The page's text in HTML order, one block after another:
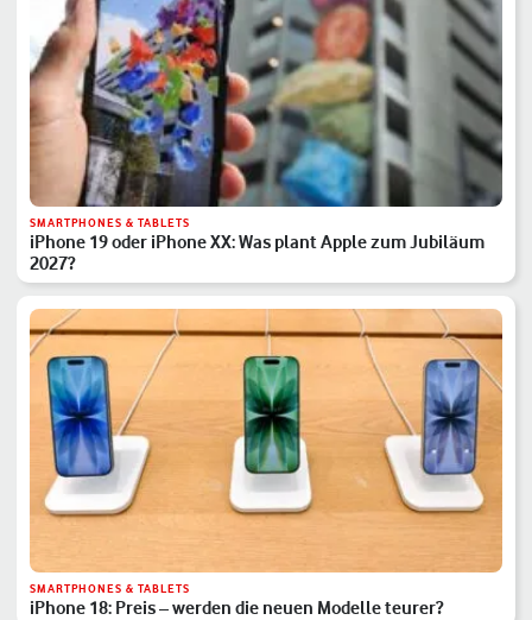
SMARTPHONES & TABLETS
iPhone 19 oder iPhone XX: Was plant Apple zum Jubiläum
2027?
SMARTPHONES & TABLETS
iPhone 18: Preis – werden die neuen Modelle teurer?